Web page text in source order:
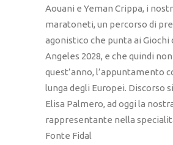
Aouani e Yeman Crippa, i
maratoneti, un percorso di
agonistico che punta ai Giochi
Angeles 2028, e che quindi
quest’anno, l’appuntamento
lunga degli Europei. Discorso
Elisa Palmero, ad oggi la
rappresentante nella
Fonte Fidal